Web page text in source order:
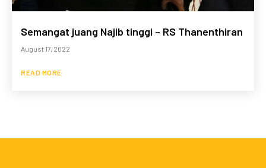
Semangat juang Najib tinggi – RS Thanenthiran
August 17, 2022
READ MORE